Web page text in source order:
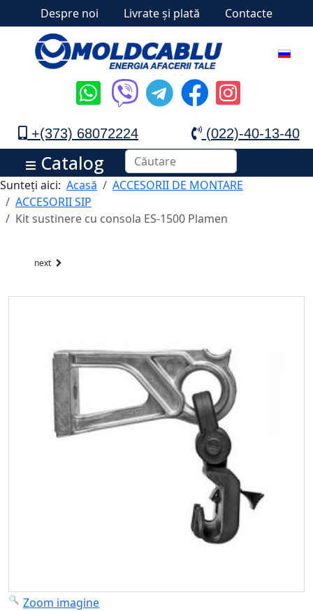
Despre noi Livrate și plată Contacte
+(373) 68072224 (022)-40-13-40
Catalog
Sunteți aici: Acasă
ACCESORII DE MONTARE
ACCESORII SIP
Kit sustinere cu consola ES-1500 Plamen
next
Zoom imagine